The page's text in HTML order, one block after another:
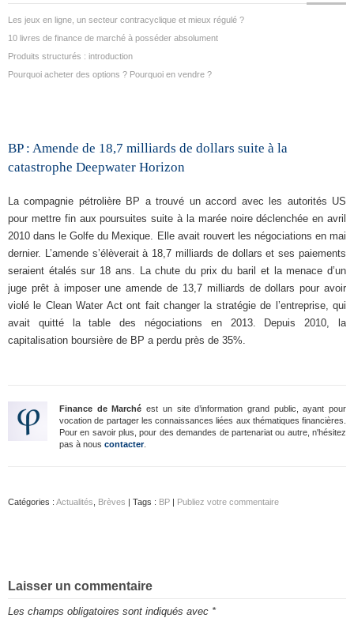
Les jeux en ligne, un secteur contracyclique et mieux régulé ?
10 livres de finance de marché à posséder absolument
Produits structurés : introduction
Pourquoi acheter des options ? Pourquoi en vendre ?
BP : Amende de 18,7 milliards de dollars suite à la
catastrophe Deepwater Horizon
La compagnie pétrolière BP a trouvé un accord avec les autorités US
pour mettre fin aux poursuites suite à la marée noire déclenchée en avril
2010 dans le Golfe du Mexique. Elle avait rouvert les négociations en mai
dernier. L’amende s’élèverait à 18,7 milliards de dollars et ses paiements
seraient étalés sur 18 ans. La chute du prix du baril et la menace d’un
juge prêt à imposer une amende de 13,7 milliards de dollars pour avoir
violé le Clean Water Act ont fait changer la stratégie de l’entreprise, qui
avait quitté la table des négociations en 2013. Depuis 2010, la
capitalisation boursière de BP a perdu près de 35%.
Finance de Marché est un site d’information grand public, ayant pour
vocation de partager les connaissances liées aux thématiques financières.
Pour en savoir plus, pour des demandes de partenariat ou autre, n'hésitez
pas à nous contacter.
Catégories : Actualités Brèves | Tags : BP | Publiez votre commentaire
Laisser un commentaire
Les champs obligatoires sont indiqués avec *